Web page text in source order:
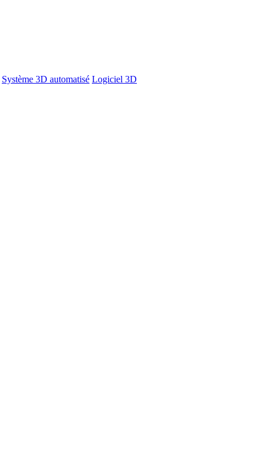
Système 3D automatisé Logiciel 3D